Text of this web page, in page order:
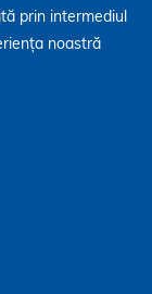
prin intermediul
noastră